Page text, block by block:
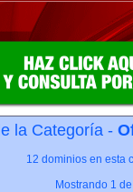
la Categoría -
12 dominios en esta
Mostrando 1